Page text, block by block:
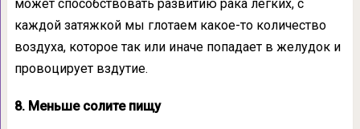
может способствовать развитию рака легких, с
каждой затяжкой мы глотаем какое-то количество
воздуха, которое так или иначе попадает в желудок и
провоцирует вздутие.
8. Меньше солите пищу